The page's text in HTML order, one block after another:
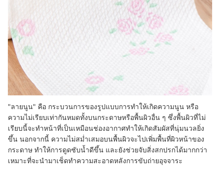
"ลายนูน" คือ กระบวนการของรูปแบบการทำให้เกิดความนูน หรือ
ความไม่เรียบเท่ากันหมดทั้งบนกระดาษหรือพื้นผิวอื่น ๆ ซึ่งพื้นผิวที่ไม่
เรียบนี้จะทำหน้าที่เป็นเหมือนช่องอากาศทำให้เกิดสัมผัสที่นุ่มนวลยิ่ง
ขึ้น นอกจากนี้ ความไม่สม่ำเสมอบนพื้นผิวจะไปเพิ่มพื้นที่ผิวหน้าของ
กระดาษ ทำให้การดูดซับน้ำดีขึ้น และยังช่วยจับสิ่งสกปรกได้มากกว่า
เหมาะที่จะนำมาเช็ดทำความสะอาดหลังการขับถ่ายอุจจาระ